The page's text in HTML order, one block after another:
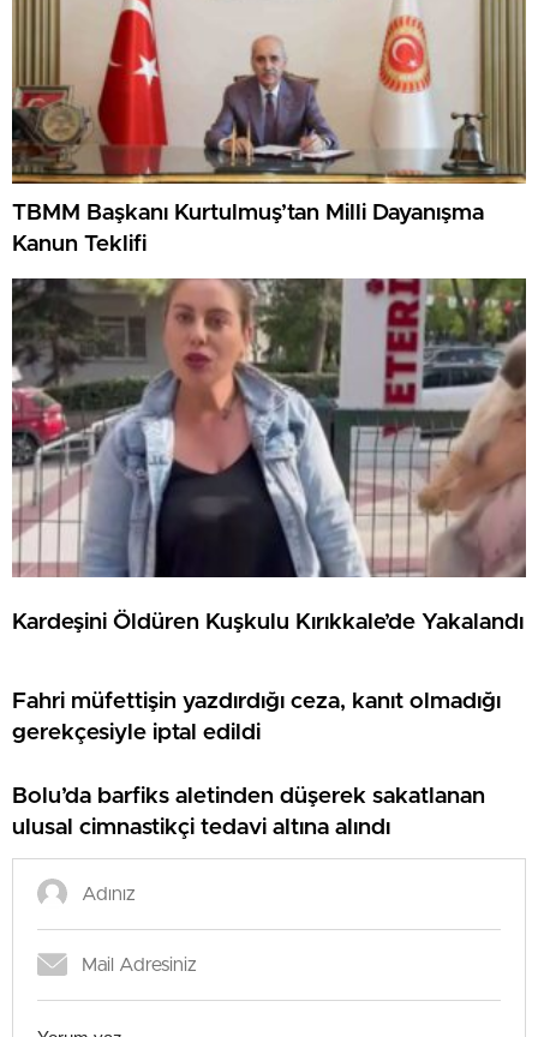
TBMM Başkanı Kurtulmuş’tan Milli Dayanışma
Kanun Teklifi
Kardeşini Öldüren Kuşkulu Kırıkkale’de Yakalandı
Fahri müfettişin yazdırdığı ceza, kanıt olmadığı
gerekçesiyle iptal edildi
Bolu’da barfiks aletinden düşerek sakatlanan
ulusal cimnastikçi tedavi altına alındı